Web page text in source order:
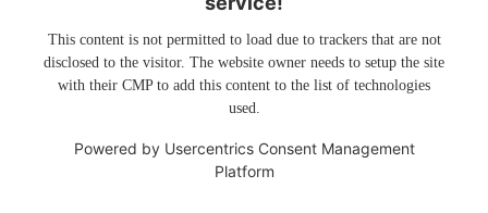
This content is not permitted to load due to trackers that are not
disclosed to the visitor. The website owner needs to setup the site
with their CMP to add this content to the list of technologies
used.
Powered by Usercentrics Consent Management
Platform